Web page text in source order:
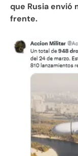
que Rusia envió
frente.